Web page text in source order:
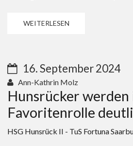
WEITERLESEN
16. September 2024
Ann-Kathrin Molz
Hunsrücker
Favoritenrolle
HSG Hunsrück II - TuS Fortuna